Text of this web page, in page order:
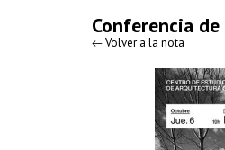
Conferencia
← Volver a la nota